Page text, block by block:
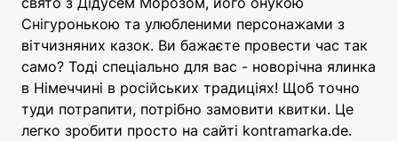
Снігуронькою та улюбленими персонажами з
вітчизняних казок. Ви бажаєте провести час так
само? Тоді спеціально для вас - новорічна ялинка
в Німеччині в російських традиціях! Щоб точно
туди потрапити, потрібно замовити квитки. Це
легко зробити просто на сайті kontramarka.de.